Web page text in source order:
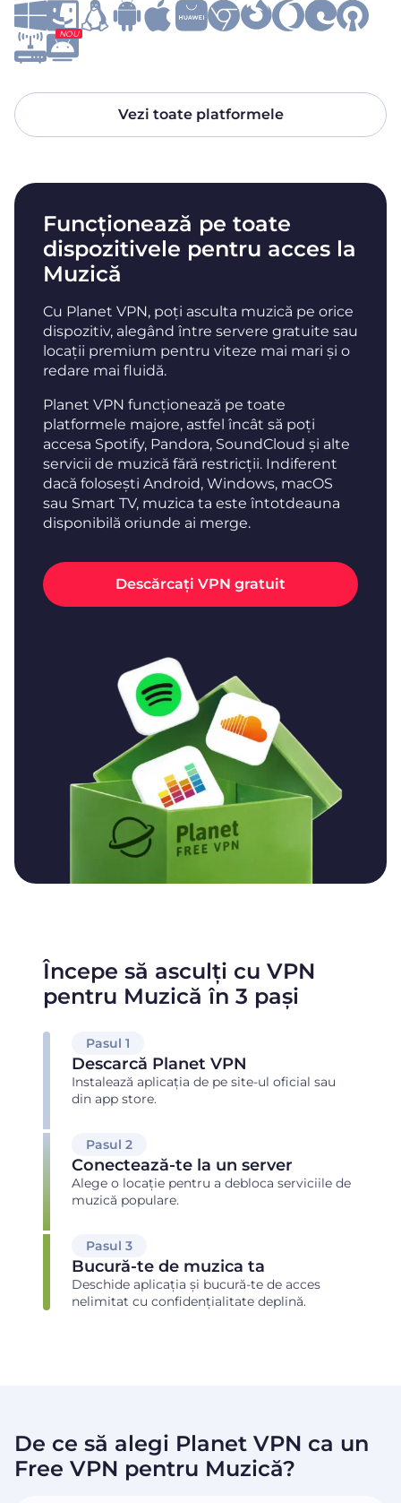
NOU
Vezi toate platformele
Funcționează pe toate
dispozitivele pentru acces la
Muzică
Cu Planet VPN, poți asculta muzică pe orice
dispozitiv, alegând între servere gratuite sau
locații premium pentru viteze mai mari și o
redare mai fluidă.
Planet VPN funcționează pe toate
platformele majore, astfel încât să poți
accesa Spotify, Pandora, SoundCloud și alte
servicii de muzică fără restricții. Indiferent
dacă folosești Android, Windows, macOS
sau Smart TV, muzica ta este întotdeauna
disponibilă oriunde ai merge.
Descărcați VPN gratuit
Începe să asculți cu VPN
pentru Muzică în 3 pași
Pasul 1
Descarcă Planet VPN
Instalează aplicația de pe site-ul oficial sau
din app store.
Pasul 2
Conectează-te la un server
Alege o locație pentru a debloca serviciile de
muzică populare.
Pasul 3
Bucură-te de muzica ta
Deschide aplicația și bucură-te de acces
nelimitat cu confidențialitate deplină.
De ce să alegi Planet VPN ca un
Free VPN pentru Muzică?